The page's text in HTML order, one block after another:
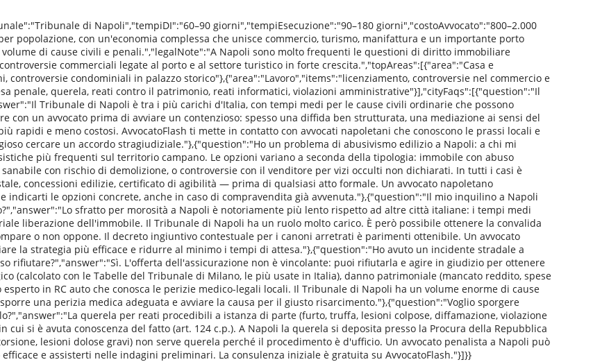
di Napoli","tempiDI":"60–90 giorni","tempiEsecuzione":"90–180 giorni","costoAvvocato":"800–2.000
popolazione, con un'economia complessa che unisce commercio, turismo, manifattura e un importante porto
di cause civili e penali.","legalNote":"A Napoli sono molto frequenti le questioni di diritto immobiliare
commerciali legate al porto e al settore turistico in forte crescita.","topAreas":[{"area":"Casa e
condominiali in palazzo storico"},{"area":"Lavoro","items":"licenziamento, controversie nel commercio e
penale, querela, reati contro il patrimonio, reati informatici, violazioni amministrative"}],"cityFaqs":[{"question":"Il
Tribunale di Napoli è tra i più carichi d'Italia, con tempi medi per le cause civili ordinarie che possono
con un avvocato prima di avviare un contenzioso: spesso una diffida ben strutturata, una mediazione ai sensi del
rapidi e meno costosi. AvvocatoFlash ti mette in contatto con avvocati napoletani che conoscono le prassi locali e
cercare un accordo stragiudiziale."},{"question":"Ho un problema di abusivismo edilizio a Napoli: a chi mi
più frequenti sul territorio campano. Le opzioni variano a seconda della tipologia: immobile con abuso
con rischio di demolizione, o controversie con il venditore per vizi occulti non dichiarati. In tutti i casi è
concessioni edilizie, certificato di agibilità — prima di qualsiasi atto formale. Un avvocato napoletano
le opzioni concrete, anche in caso di compravendita già avvenuta."},{"question":"Il mio inquilino a Napoli
sfratto per morosità a Napoli è notoriamente più lento rispetto ad altre città italiane: i tempi medi
liberazione dell'immobile. Il Tribunale di Napoli ha un ruolo molto carico. È però possibile ottenere la convalida
o non oppone. Il decreto ingiuntivo contestuale per i canoni arretrati è parimenti ottenibile. Un avvocato
la strategia più efficace e ridurre al minimo i tempi di attesa."},{"question":"Ho avuto un incidente stradale a
rifiutare?","answer":"Sì. L'offerta dell'assicurazione non è vincolante: puoi rifiutarla e agire in giudizio per ottenere
(calcolato con le Tabelle del Tribunale di Milano, le più usate in Italia), danno patrimoniale (mancato reddito, spese
in RC auto che conosca le perizie medico-legali locali. Il Tribunale di Napoli ha un volume enorme di cause
una perizia medica adeguata e avviare la causa per il giusto risarcimento."},{"question":"Voglio sporgere
querela per reati procedibili a istanza di parte (furto, truffa, lesioni colpose, diffamazione, violazione
si è avuta conoscenza del fatto (art. 124 c.p.). A Napoli la querela si deposita presso la Procura della Repubblica
lesioni dolose gravi) non serve querela perché il procedimento è d'ufficio. Un avvocato penalista a Napoli può
e assisterti nelle indagini preliminari. La consulenza iniziale è gratuita su AvvocatoFlash."}]}}